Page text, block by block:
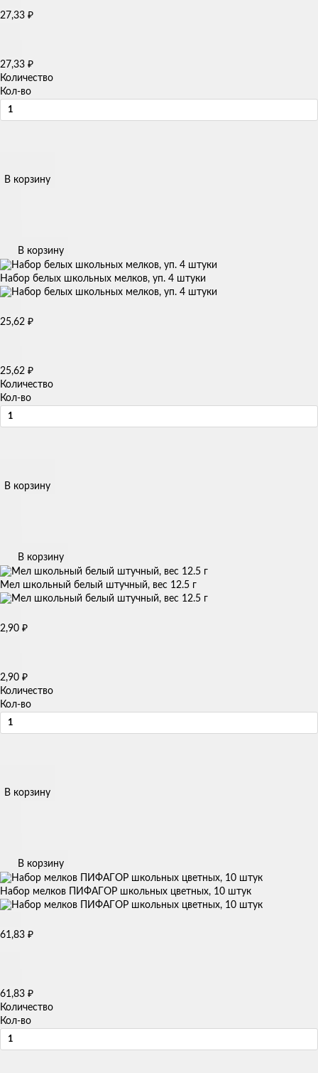
27,33 ₽
27,33 ₽
Количество
Кол-во
В корзину
В корзину
Набор белых школьных мелков, уп. 4 штуки
25,62 ₽
25,62 ₽
Количество
Кол-во
В корзину
В корзину
Мел школьный белый штучный, вес 12.5 г
2,90 ₽
2,90 ₽
Количество
Кол-во
В корзину
В корзину
Набор мелков ПИФАГОР школьных цветных, 10 штук
61,83 ₽
61,83 ₽
Количество
Кол-во